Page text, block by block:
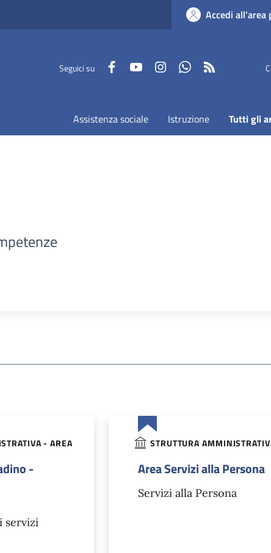
Accedi all'area
Seguici su FaceboookYoutubeInstagramWhatsapp
Assistenza sociale Istruzione Tutti gli
- AREA
-
servizi
STRUTTURA
Area Servizi alla Persona
Servizi alla Persona